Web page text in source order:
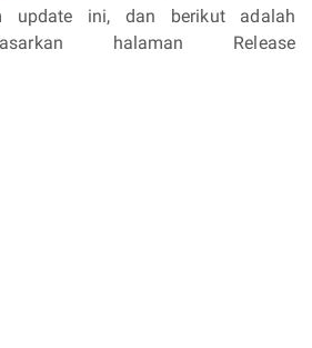
update ini, dan berikut adalah
halaman Release